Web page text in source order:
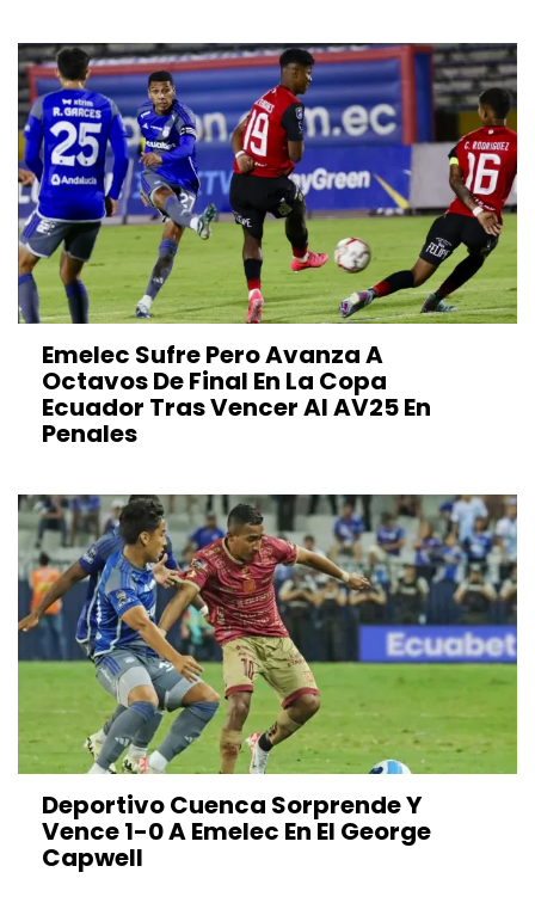
Emelec Sufre Pero Avanza A
Octavos De Final En La Copa
Ecuador Tras Vencer Al AV25 En
Penales
Deportivo Cuenca Sorprende Y
Vence 1-0 A Emelec En El George
Capwell